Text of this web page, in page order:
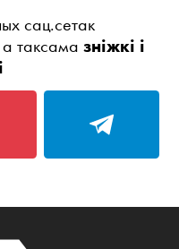
сац.сетак
а таксама зніжкі і